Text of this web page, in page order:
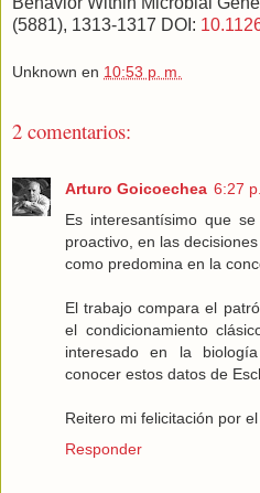
(5881), 1313-1317 DOI:
Unknown en 10:53 p. m.
2 comentarios:
Arturo Goicoechea 6:27
Es interesantísimo que
proactivo, en las
como predomina en la
El trabajo compara el
el condicionamiento
interesado en la
conocer estos datos de
Reitero mi felicitación por
Responder